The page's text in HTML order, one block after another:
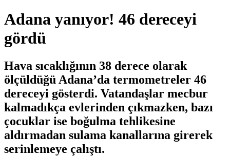
Adana yanıyor! 46 dereceyi
gördü
Hava sıcaklığının 38 derece olarak
ölçüldüğü Adana’da termometreler 46
dereceyi gösterdi. Vatandaşlar mecbur
kalmadıkça evlerinden çıkmazken, bazı
çocuklar ise boğulma tehlikesine
aldırmadan sulama kanallarına girerek
serinlemeye çalıştı.